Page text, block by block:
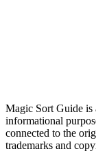
Magic Sort Guide is
informational
connected to the
trademarks and